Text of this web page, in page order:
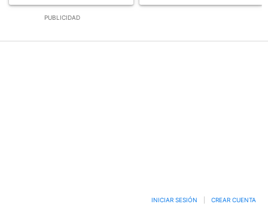
PUBLICIDAD
INICIAR SESIÓN CREAR CUENTA